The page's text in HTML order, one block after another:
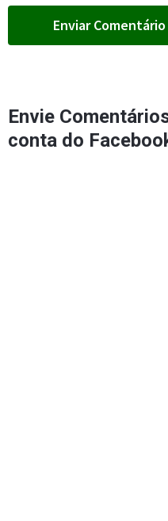
Envie
conta do